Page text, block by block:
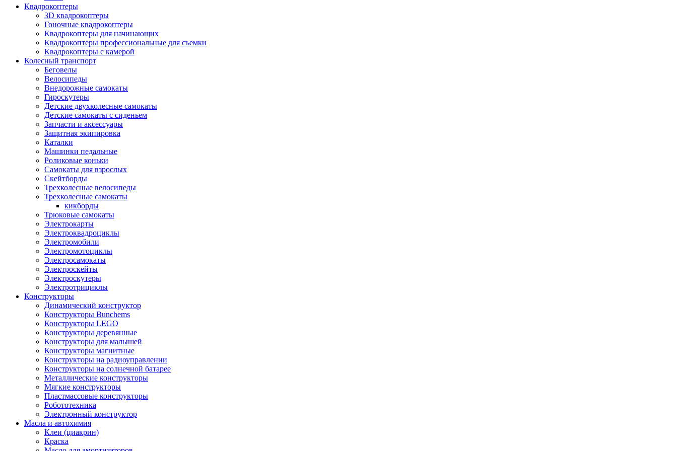
Квадрокоптеры
3D квадрокоптеры
Гоночные квадрокоптеры
Квадрокоптеры для начинающих
Квадрокоптеры профессиональные для съемки
Квадрокоптеры с камерой
Колесный транспорт
Беговелы
Велосипеды
Внедорожные самокаты
Гироскутеры
Детские двухколесные самокаты
Детские самокаты с сиденьем
Запчасти и аксессуары
Защитная экипировка
Каталки
Машинки педальные
Роликовые коньки
Самокаты для взрослых
Скейтборды
Трехколесные велосипеды
Трехколесные самокаты
кикборды
Трюковые самокаты
Электрокарты
Электроквадроциклы
Электромобили
Электромотоциклы
Электросамокаты
Электроскейты
Электроскутеры
Электротрициклы
Конструкторы
Динамический конструктор
Конструкторы Bunchems
Конструкторы LEGO
Конструкторы деревянные
Конструкторы для малышей
Конструкторы магнитные
Конструкторы на радиоуправлении
Конструкторы на солнечной батарее
Металлические конструкторы
Мягкие конструкторы
Пластмассовые конструкторы
Робототехника
Электронный конструктор
Масла и автохимия
Клеи (циакрин)
Краска